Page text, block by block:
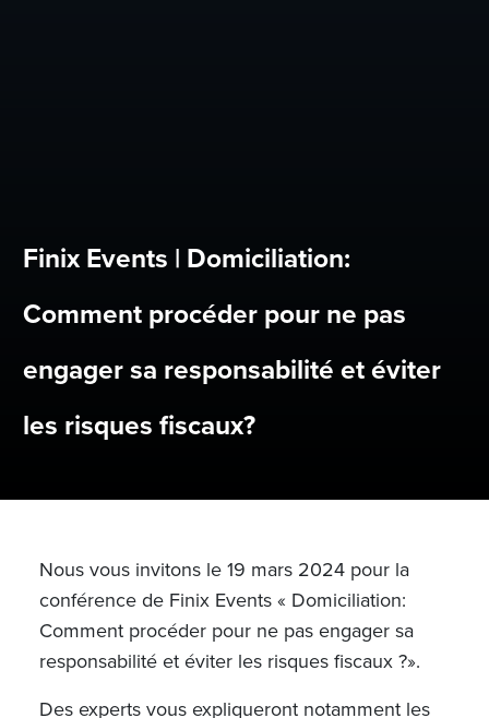
Finix Events | Domiciliation:
Comment procéder pour ne pas
engager sa responsabilité et éviter
les risques fiscaux?
Nous vous invitons le 19 mars 2024 pour la
conférence de Finix Events « Domiciliation:
Comment procéder pour ne pas engager sa
responsabilité et éviter les risques fiscaux ?».
Des experts vous expliqueront notamment les